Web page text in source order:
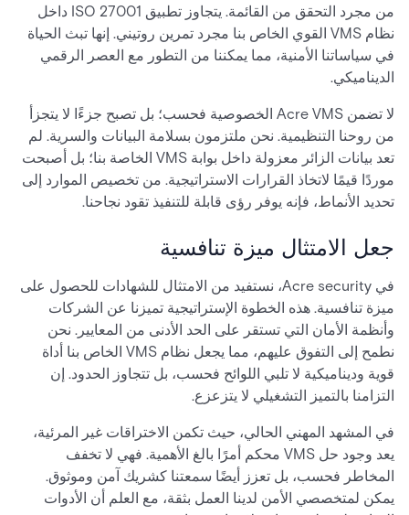
من مجرد التحقق من القائمة. يتجاوز تطبيق ISO 27001 داخل
نظام VMS القوي الخاص بنا مجرد تمرين روتيني. إنها تبث الحياة
في سياساتنا الأمنية، مما يمكننا من التطور مع العصر الرقمي
الديناميكي.
لا تضمن Acre VMS الخصوصية فحسب؛ بل تصبح جزءًا لا يتجزأ
من روحنا التنظيمية. نحن ملتزمون بسلامة البيانات والسرية. لم
تعد بيانات الزائر معزولة داخل بوابة VMS الخاصة بنا؛ بل أصبحت
موردًا قيمًا لاتخاذ القرارات الاستراتيجية. من تخصيص الموارد إلى
تحديد الأنماط، فإنه يوفر رؤى قابلة للتنفيذ تقود نجاحنا.
جعل الامتثال ميزة تنافسية
في Acre security، نستفيد من الامتثال للشهادات للحصول على
ميزة تنافسية. هذه الخطوة الإستراتيجية تميزنا عن الشركات
وأنظمة الأمان التي تستقر على الحد الأدنى من المعايير. نحن
نطمح إلى التفوق عليهم، مما يجعل نظام VMS الخاص بنا أداة
قوية وديناميكية لا تلبي اللوائح فحسب، بل تتجاوز الحدود. إن
التزامنا بالتميز التشغيلي لا يتزعزع.
في المشهد المهني الحالي، حيث تكمن الاختراقات غير المرئية،
يعد وجود حل VMS محكم أمرًا بالغ الأهمية. فهي لا تخفف
المخاطر فحسب، بل تعزز أيضًا سمعتنا كشريك آمن وموثوق.
يمكن لمتخصصي الأمن لدينا العمل بثقة، مع العلم أن الأدوات